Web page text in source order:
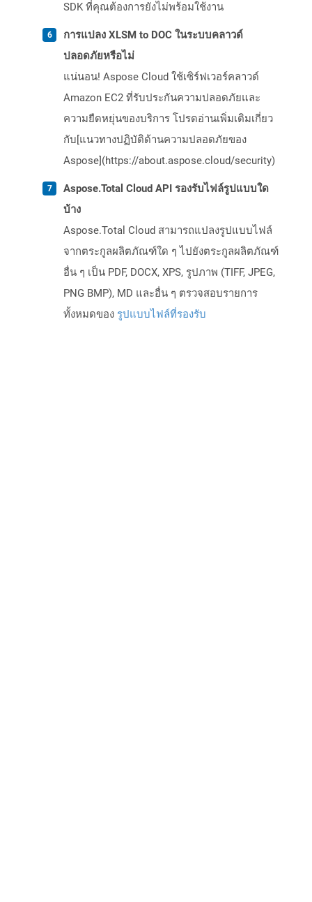
SDK ที่คุณต้องการยังไม่พร้อมใช้งาน
การแปลง XLSM to DOC ในระบบคลาวด์
ปลอดภัยหรือไม่
แน่นอน! Aspose Cloud ใช้เซิร์ฟเวอร์คลาวด์
Amazon EC2 ที่รับประกันความปลอดภัยและ
ความยืดหยุ่นของบริการ โปรดอ่านเพิ่มเติมเกี่ยว
กับ[แนวทางปฏิบัติด้านความปลอดภัยของ
Aspose](https://about.aspose.cloud/security)
Aspose.Total Cloud API รองรับไฟล์รูปแบบใด
บ้าง
Aspose.Total Cloud สามารถแปลงรูปแบบไฟล์
จากตระกูลผลิตภัณฑ์ใด ๆ ไปยังตระกูลผลิตภัณฑ์
อื่น ๆ เป็น PDF, DOCX, XPS, รูปภาพ (TIFF, JPEG,
PNG BMP), MD และอื่น ๆ ตรวจสอบรายการ
ทั้งหมดของ รูปแบบไฟล์ที่รองรับ